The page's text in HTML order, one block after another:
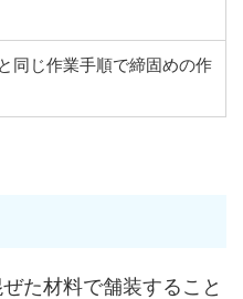
同じ作業手順で締固めの作
た材料で舗装すること